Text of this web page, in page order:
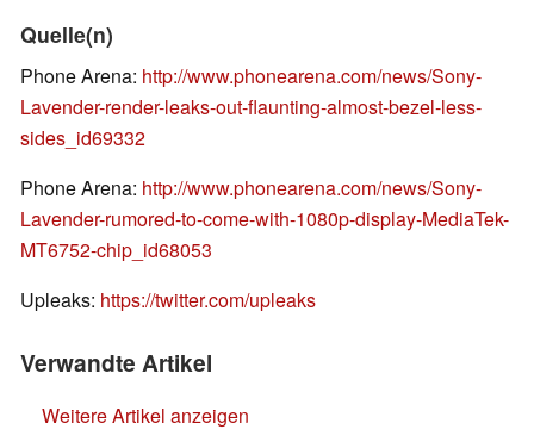
Quelle(n)
Phone Arena: http://www.phonearena.com/news/Sony-
Lavender-render-leaks-out-flaunting-almost-bezel-less-
sides_id69332
Phone Arena: http://www.phonearena.com/news/Sony-
Lavender-rumored-to-come-with-1080p-display-MediaTek-
MT6752-chip_id68053
Upleaks: https://twitter.com/upleaks
Verwandte Artikel
Weitere Artikel anzeigen